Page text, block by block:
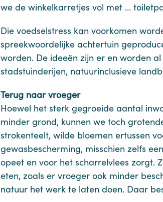
we de winkelkarretjes vol met …
Die voedselstress kan voorkomen
spreekwoordelijke achtertuin
worden. De ideeën zijn er en worden
stadstuinderijen, natuurinclusieve
Terug naar vroeger
Hoewel het sterk gegroeide aantal
minder grond, kunnen we toch
strokenteelt, wilde bloemen ertussen
gewasbescherming, misschien zelfs
opeet en voor het scharrelvlees zorgt.
eten, zoals er vroeger ook minder
natuur het werk te laten doen. Daar